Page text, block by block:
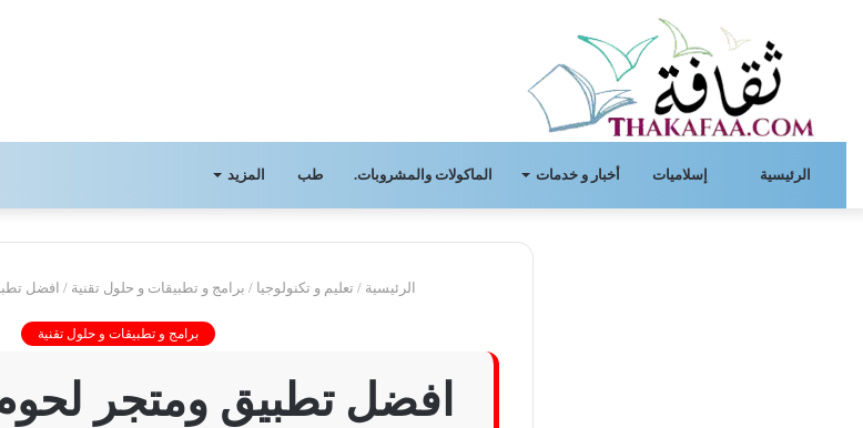
الرئيسية إسلاميات أخبار و خدمات الماكولات والمشروبات. طب المزيد
الرئيسية / تعليم و تكنولوجيا / برامج و تطبيقات و حلول تقنية / افضل
برامج و تطبيقات و حلول تقنية
افضل تطبيق ومتجر